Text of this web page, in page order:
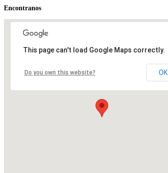
Encontranos
This page can't load Google Maps correctly.
Do you own this website? OK